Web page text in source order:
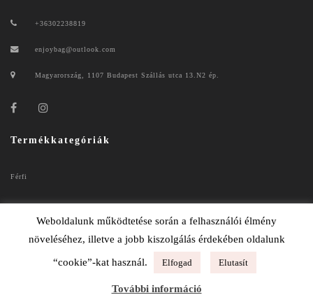
+36302238819
enjoybag@outlook.com
Magyarország, 1107 Budapest Szállás utca 13.N2 ép.
Termékkategóriák
Férfi
ADATKEZELÉSI TÁJÉKOZTATÓ
Weboldalunk működtetése során a felhasználói élmény
növeléséhez, illetve a jobb kiszolgálás érdekében oldalunk
“cookie”-kat használ. Elfogad Elutasít
További információ